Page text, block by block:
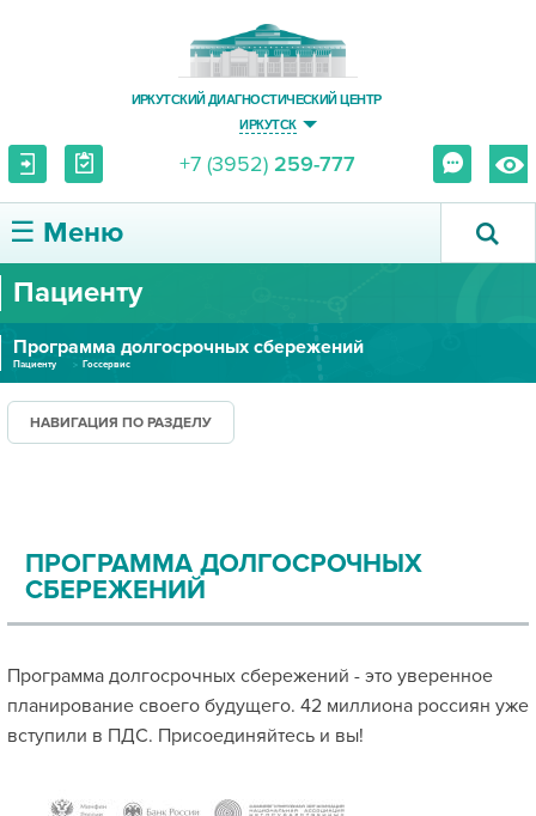
ИРКУТСКИЙ ДИАГНОСТИЧЕСКИЙ ЦЕНТР
ИРКУТСК
+7 (3952) 259-777
☰ Меню
О ЦЕНТРЕ
УСЛУГИ И ЦЕНЫ
ПАЦИЕНТУ
Пациенту
Программа долгосрочных сбережений
Пациенту Госсервис
НАВИГАЦИЯ ПО РАЗДЕЛУ
ПРОГРАММА ДОЛГОСРОЧНЫХ
СБЕРЕЖЕНИЙ
Программа долгосрочных сбережений - это уверенное
планирование своего будущего. 42 миллиона россиян уже
вступили в ПДС. Присоединяйтесь и вы!